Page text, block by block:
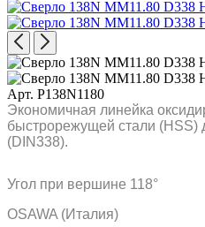
Арт. P138N1180
Экономичная линейка
быстрорежущей стали (HSS)
(DIN338).
Угол при вершине 118°
OSAWA (Италия)